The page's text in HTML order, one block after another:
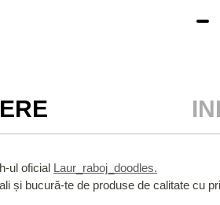
ul oficial Laur_raboj_doodles.
și bucură-te de produse de calitate cu